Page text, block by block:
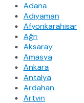
Adana
Adıyaman
Afyonkarahisar
Ağrı
Aksaray
Amasya
Ankara
Antalya
Ardahan
Artvin